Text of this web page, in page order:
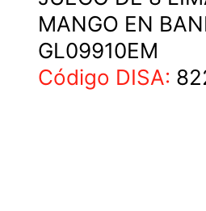
MANGO EN
GL09910EM
Código DISA: